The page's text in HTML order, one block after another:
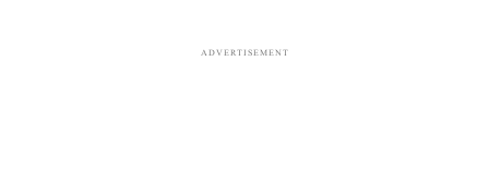
ADVERTISEMENT